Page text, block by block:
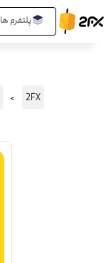
به
پلتفرم ها
2FX